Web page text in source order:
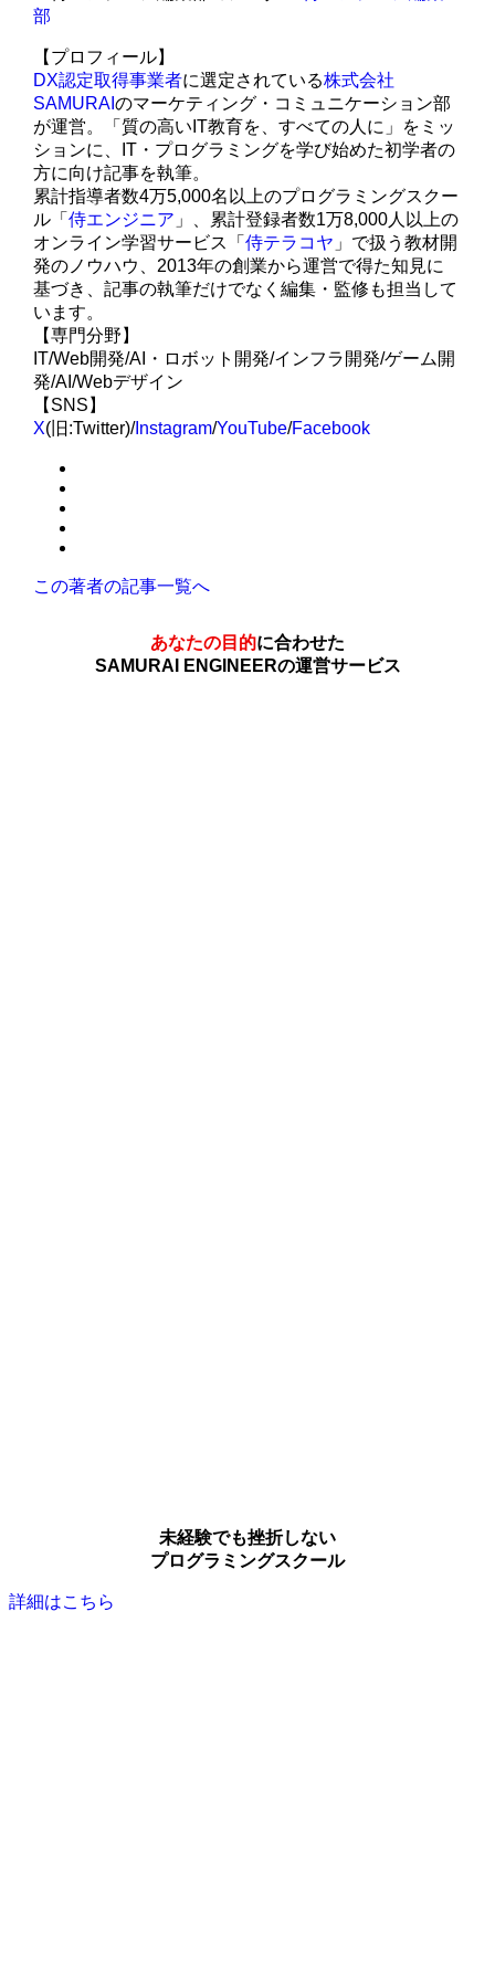
部
【プロフィール】
DX認定取得事業者に選定されている株式会社
SAMURAIのマーケティング・コミュニケーション部
が運営。「質の高いIT教育を、すべての人に」をミッ
ションに、IT・プログラミングを学び始めた初学者の
方に向け記事を執筆。
累計指導者数4万5,000名以上のプログラミングスクー
ル「侍エンジニア 」、累計登録者数1万8,000人以上の
オンライン学習サービス「侍テラコヤ 」で扱う教材開
発のノウハウ、2013年の創業から運営で得た知見に
基づき、記事の執筆だけでなく編集・監修も担当して
います。
【専門分野】
IT/Web開発/AI・ロボット開発/インフラ開発/ゲーム開
発/AI/Webデザイン
【SNS】
X(旧:Twitter)/Instagram/YouTube/Facebook
この著者の記事一覧へ
あなたの目的に合わせた
SAMURAI ENGINEERの運営サービス
未経験でも挫折しない
プログラミングスクール
詳細はこちら